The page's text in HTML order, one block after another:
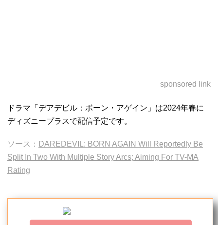
sponsored link
ドラマ「デアデビル：ボーン・アゲイン」は2024年春に
ディズニープラスで配信予定です。
ソース：
DAREDEVIL: BORN AGAIN Will Reportedly Be
Split In Two With Multiple Story Arcs; Aiming For TV-MA
Rating